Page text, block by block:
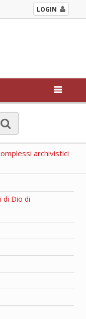
LOGIN
archivistici
di Dio di